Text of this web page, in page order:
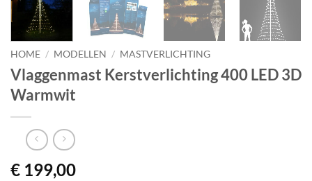
HOME / MODELLEN / MASTVERLICHTING
Vlaggenmast Kerstverlichting 400 LED 3D
Warmwit
€ 199,00